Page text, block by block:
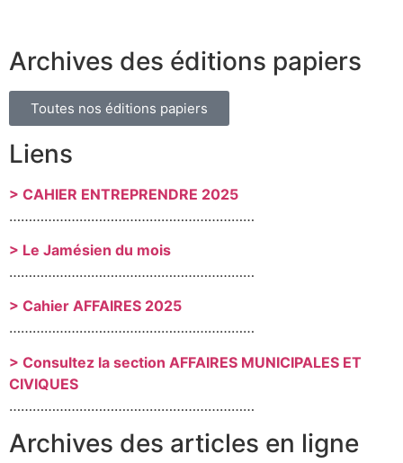
Archives des éditions papiers
Toutes nos éditions papiers
Liens
> CAHIER ENTREPRENDRE 2025
………………………………………………………
> Le Jamésien du mois
………………………………………………………
> Cahier AFFAIRES 2025
………………………………………………………
> Consultez la section AFFAIRES MUNICIPALES ET
CIVIQUES
………………………………………………………
Archives des articles en ligne